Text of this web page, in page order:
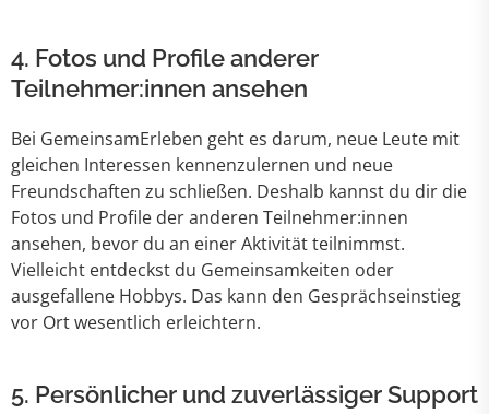
4. Fotos und Profile anderer
Teilnehmer:innen ansehen
Bei GemeinsamErleben geht es darum, neue Leute mit
gleichen Interessen kennenzulernen und neue
Freundschaften zu schließen. Deshalb kannst du dir die
Fotos und Profile der anderen Teilnehmer:innen
ansehen, bevor du an einer Aktivität teilnimmst.
Vielleicht entdeckst du Gemeinsamkeiten oder
ausgefallene Hobbys. Das kann den Gesprächseinstieg
vor Ort wesentlich erleichtern.
5. Persönlicher und zuverlässiger Support